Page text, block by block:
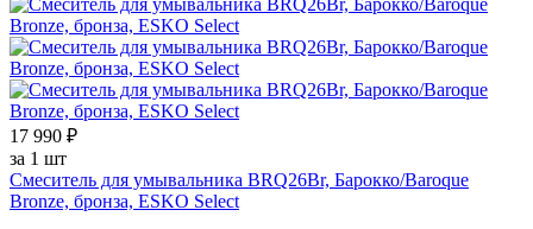
17 990 ₽
за 1 шт
Смеситель для умывальника BRQ26Br, Барокко/Baroque
Bronze, бронза, ESKO Select